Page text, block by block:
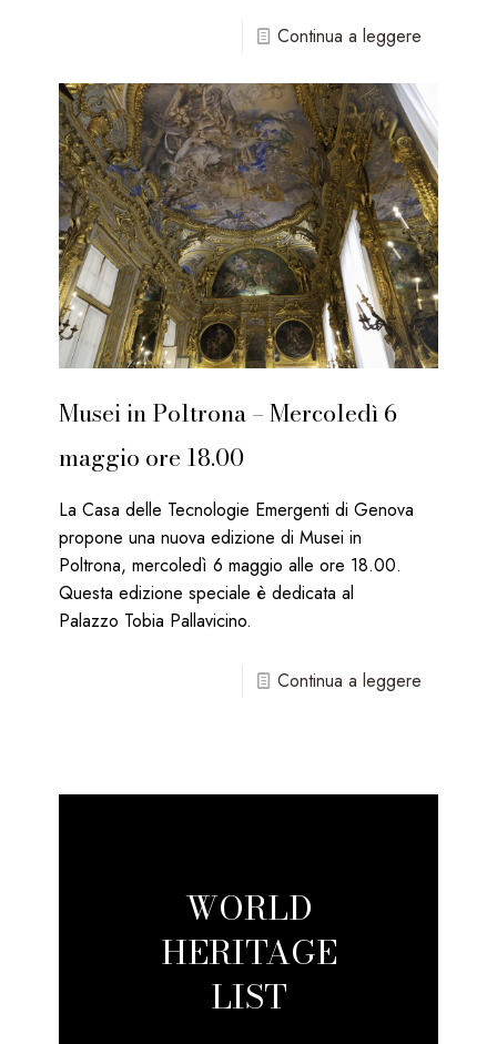
Continua a leggere
(dai)
Rolli”:
sette
piazze,
sette
eventi
nei
caruggi
genovesi
Musei in Poltrona – Mercoledì 6
maggio ore 18.00
La Casa delle Tecnologie Emergenti di Genova
propone una nuova edizione di Musei in
Poltrona, mercoledì 6 maggio alle ore 18.00.
Questa edizione speciale è dedicata al
Palazzo Tobia Pallavicino.
Continua a leggere
WORLD
HERITAGE
LIST